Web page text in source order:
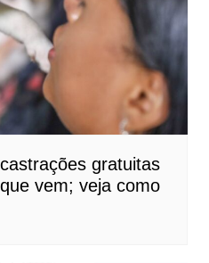
gratuitas
vem; veja como